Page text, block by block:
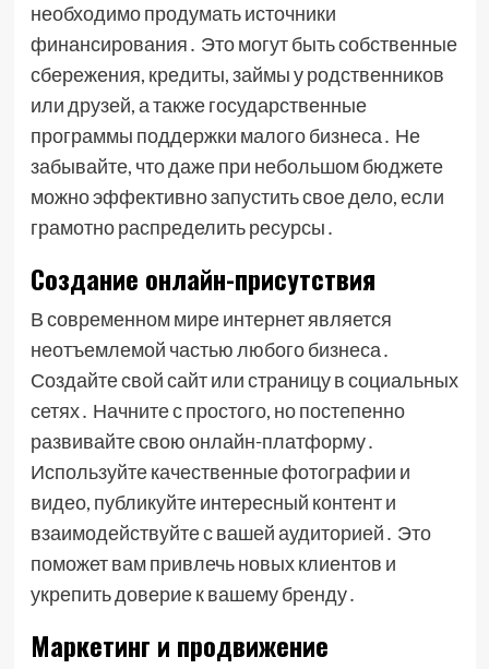
необходимо продумать источники
финансирования․ Это могут быть собственные
сбережения, кредиты, займы у родственников
или друзей, а также государственные
программы поддержки малого бизнеса․ Не
забывайте, что даже при небольшом бюджете
можно эффективно запустить свое дело, если
грамотно распределить ресурсы․
Создание онлайн-присутствия
В современном мире интернет является
неотъемлемой частью любого бизнеса․
Создайте свой сайт или страницу в социальных
сетях․ Начните с простого, но постепенно
развивайте свою онлайн-платформу․
Используйте качественные фотографии и
видео, публикуйте интересный контент и
взаимодействуйте с вашей аудиторией․ Это
поможет вам привлечь новых клиентов и
укрепить доверие к вашему бренду․
Маркетинг и продвижение